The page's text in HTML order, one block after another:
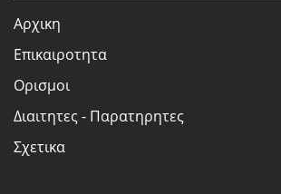
Αρχικη
Επικαιροτητα
Ορισμοι
Διαιτητες - Παρατηρητες
Σχετικα